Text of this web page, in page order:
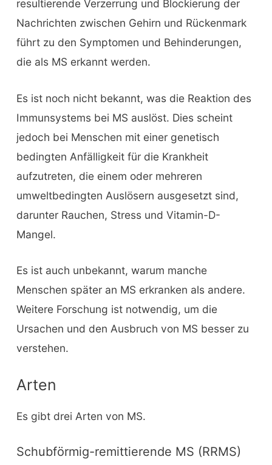
resultierende Verzerrung und Blockierung der
Nachrichten zwischen Gehirn und Rückenmark
führt zu den Symptomen und Behinderungen,
die als MS erkannt werden.
Es ist noch nicht bekannt, was die Reaktion des
Immunsystems bei MS auslöst. Dies scheint
jedoch bei Menschen mit einer genetisch
bedingten Anfälligkeit für die Krankheit
aufzutreten, die einem oder mehreren
umweltbedingten Auslösern ausgesetzt sind,
darunter Rauchen, Stress und Vitamin-D-
Mangel.
Es ist auch unbekannt, warum manche
Menschen später an MS erkranken als andere.
Weitere Forschung ist notwendig, um die
Ursachen und den Ausbruch von MS besser zu
verstehen.
Arten
Es gibt drei Arten von MS.
Schubförmig-remittierende MS (RRMS)